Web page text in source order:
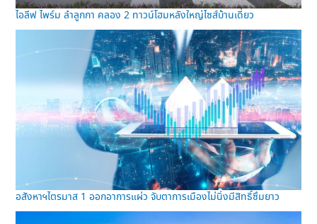
ไอลีฟ ไพร์ม ลำลูกกา คลอง 2 ทาวน์โฮมหลังใหญ่ไซส์บ้านเดี่ยว
อสังหาฯไตรมาส 1 ออกอาการแผ่ว จับตาการเมืองไม่นิ่งมีสิทธิ์ซึมยาว